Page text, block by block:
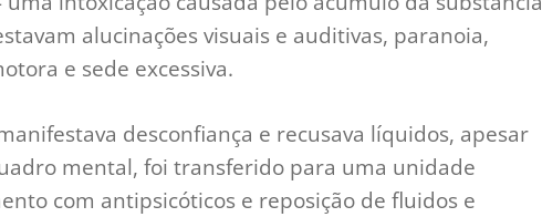
alucinações visuais e auditivas, paranoia,
e sede excessiva.
desconfiança e recusava líquidos, apesar
mental, foi transferido para uma unidade
com antipsicóticos e reposição de fluidos e